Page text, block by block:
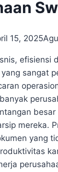
15, 2025
efisiensi
sangat
mereka.
yang